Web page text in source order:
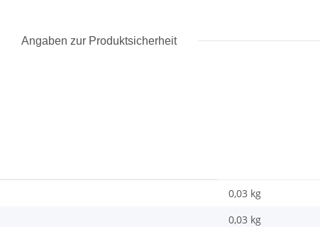
Angaben zur Produktsicherheit
0,03 kg
0,03 kg